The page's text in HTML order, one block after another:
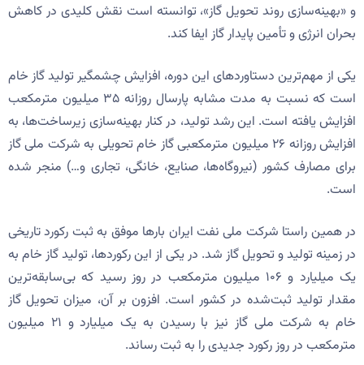
و «بهینه‌سازی روند تحویل گاز»، توانسته است نقش کلیدی در کاهش
بحران انرژی و تأمین پایدار گاز ایفا کند.
یکی از مهم‌ترین دستاوردهای این دوره، افزایش چشمگیر تولید گاز خام
است که نسبت به مدت مشابه پارسال روزانه ۳۵ میلیون مترمکعب
افزایش یافته است. این رشد تولید، در کنار بهینه‌سازی زیرساخت‌ها، به
افزایش روزانه ۲۶ میلیون مترمکعبی گاز خام تحویلی به شرکت ملی گاز
برای مصارف کشور (نیروگاه‌ها، صنایع، خانگی، تجاری و…) منجر شده
است.
در همین راستا شرکت ملی نفت ایران بارها موفق به ثبت رکورد تاریخی
در زمینه تولید و تحویل گاز شد. در یکی از این رکوردها، تولید گاز خام به
یک میلیارد و ۱۰۶ میلیون مترمکعب در روز رسید که بی‌سابقه‌ترین
مقدار تولید ثبت‌شده در کشور است. افزون بر آن، میزان تحویل گاز
خام به شرکت ملی گاز نیز با رسیدن به یک میلیارد و ۲۱ میلیون
مترمکعب در روز رکورد جدیدی را به ثبت رساند.